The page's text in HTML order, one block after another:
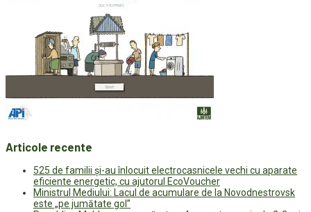
Articole recente
525 de familii și-au înlocuit electrocasnicele vechi cu aparate
eficiente energetic, cu ajutorul EcoVoucher
Ministrul Mediului: Lacul de acumulare de la Novodnestrovsk
este „pe jumătate gol”